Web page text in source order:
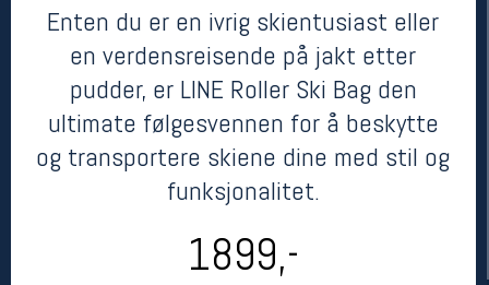
Enten du er en ivrig skientusiast eller
en verdensreisende på jakt etter
pudder, er LINE Roller Ski Bag den
ultimate følgesvennen for å beskytte
og transportere skiene dine med stil og
funksjonalitet.
1899,-
kr 1899